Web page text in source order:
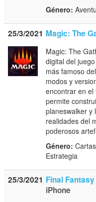
Género:
25/3/2021 Magic: The
Magic: The
digital del
más famoso
modos y
encontrar en
permite
planeswalker y
realidades del
poderosos
Género:
Estrategia
25/3/2021 Final
iPhone